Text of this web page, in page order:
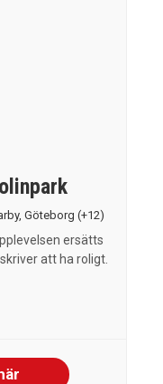
, Göteborg (+12)
ersätts
att ha roligt.